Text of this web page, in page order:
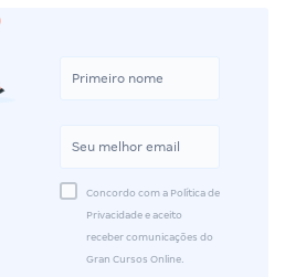
Concordo com a Política de
Privacidade e aceito
receber comunicações do
Gran Cursos Online.